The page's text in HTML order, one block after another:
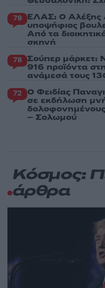
79 ΕΛΑΣ: Ο Αλέξης
υποψήφιος
Από τα
σκηνή
78 Σούπερ μάρκετ:
916 προϊόντα
ανάμεσά τους
72 Ο Φειδίας
σε εκδήλωση
– Σολωμού
Κόσμος:
άρθρα